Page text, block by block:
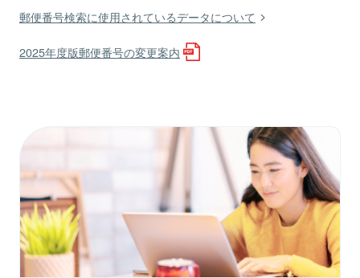
郵便番号検索に使用されているデータについて
2025年度版郵便番号の変更案内